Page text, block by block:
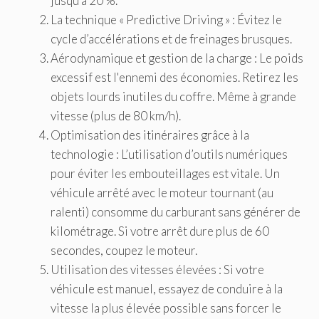
La technique « Predictive Driving » : Évitez le
cycle d’accélérations et de freinages brusques.
Aérodynamique et gestion de la charge : Le poids
excessif est l'ennemi des économies. Retirez les
objets lourds inutiles du coffre. Même à grande
vitesse (plus de 80 km/h).
Optimisation des itinéraires grâce à la
technologie : L’utilisation d’outils numériques
pour éviter les embouteillages est vitale. Un
véhicule arrêté avec le moteur tournant (au
ralenti) consomme du carburant sans générer de
kilométrage. Si votre arrêt dure plus de 60
secondes, coupez le moteur.
Utilisation des vitesses élevées : Si votre
véhicule est manuel, essayez de conduire à la
vitesse la plus élevée possible sans forcer le